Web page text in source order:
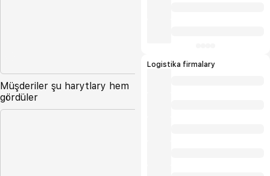
Müşderiler şu harytlary hem
gördüler
Logistika firmalary